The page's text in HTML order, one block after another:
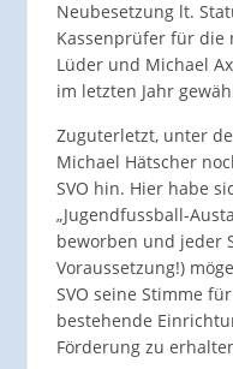
Neubesetzung lt.
Kassenprüfer für die
Lüder und Michael
im letzten Jahr
Zuguterletzt, unter
Michael Hätscher
SVO hin. Hier habe
„Jugendfussball-
beworben und jeder
Voraussetzung!)
SVO seine Stimme
bestehende
Förderung zu